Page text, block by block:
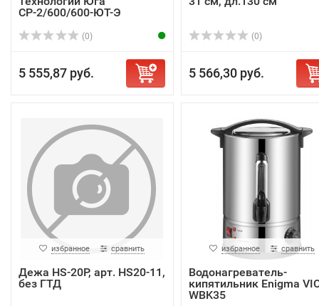
СР-2/600/600-ЮТ-Э
(0)
5 555,87 руб.
(0)
5 566,30 руб.
избранное сравнить
Дежа HS-20P, арт. HS20-11,
без ГТД
избранное сравнить
Водонагреватель-
кипятильник Enigma
WBK35